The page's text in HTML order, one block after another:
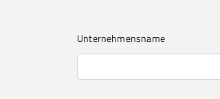
Unternehmensname